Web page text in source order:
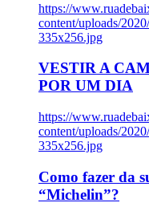
https://
content/uploads/
335x256.jpg
VESTIR A
POR UM DIA
https://
content/uploads/
335x256.jpg
Como fazer da
“Michelin”?